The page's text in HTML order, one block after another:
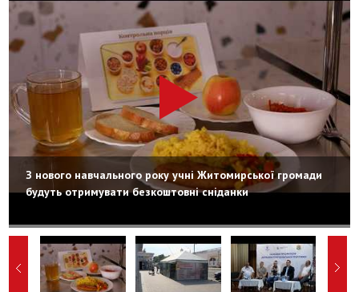
З нового навчального року учні Житомирської громади
будуть отримувати безкоштовні сніданки